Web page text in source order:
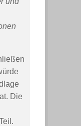
Die